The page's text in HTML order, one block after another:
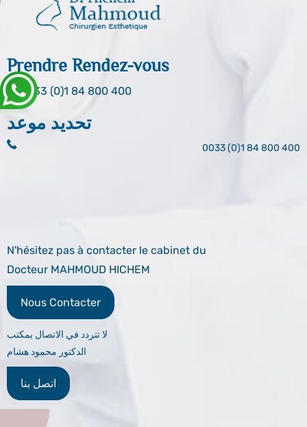
Prendre Rendez-vous
0033 (0)1 84 800 400
تحديد موعد
0033 (0)1 84 800 400
N'hésitez pas à contacter le cabinet du
Docteur MAHMOUD HICHEM
Nous Contacter
لا تتردد في الاتصال بمكتب
الدكتور محمود هشام
اتصل بنا